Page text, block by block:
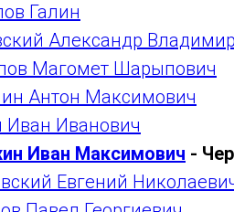
Галин
Александр
Магомет Шарыпович
Антон Максимович
Иван Иванович
Иван Максимович -
Евгений